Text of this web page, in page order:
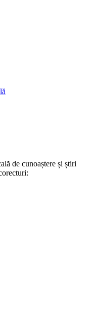
de cunoaștere și știri